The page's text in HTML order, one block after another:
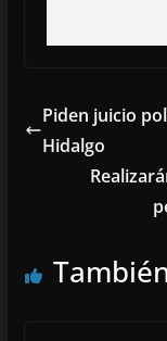
Piden juicio
Hidalgo